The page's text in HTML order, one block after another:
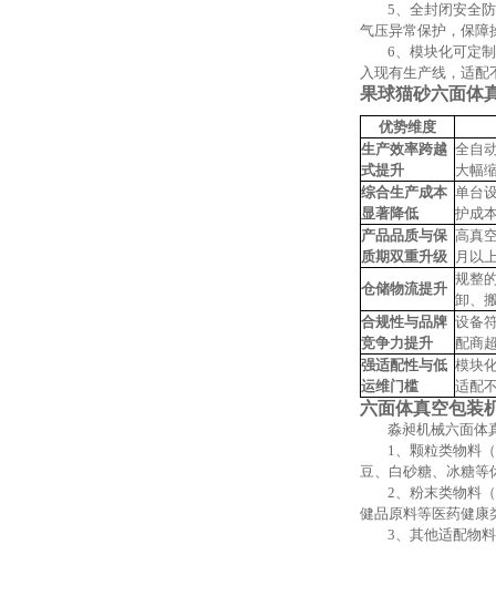
5、 全封闭安全
气压异常保护，保障
6、 模块化可定
入现有生产线，适
果球猫砂六面体
优势维度
生产效率跨越
式提升
全自
大幅
综合生产成本
显著降低
单台
护成
产品品质与保
质期双重升级
高真
月以
仓储物流提升
规整
卸、
合规性与品牌
竞争力提升
设备
配商
强适配性与低
运维门槛
模块
适配
六面体真空包装
淼昶机械六面体
1、颗粒类物料
豆、白砂糖、冰糖等
2、粉末类物料
健品原料等医药健康
3、其他适配物